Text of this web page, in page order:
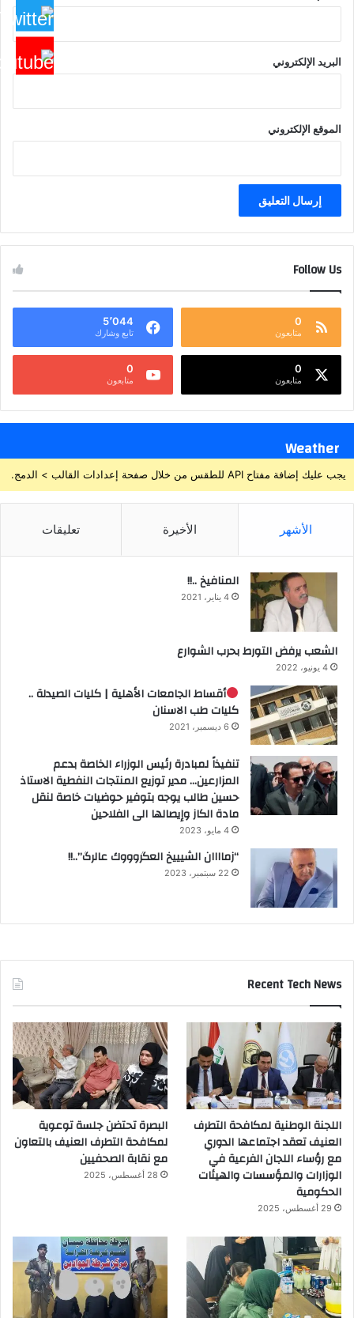
البريد الإلكتروني
الموقع الإلكتروني
Follow Us
0
متابعون
5٬044
تابع وشارك
0
متابعون
0
متابعون
Weather
يجب عليك إضافة مفتاح API للطقس من خلال صفحة إعدادات القالب > الدمج.
الأشهر الأخيرة تعليقات
المنافيخ ..!!
4 يناير، 2021
الشعب يرفض التورط بحرب الشوارع
4 يونيو، 2022
أقساط الجامعات الأهلية | كليات الصيدلة ..
كليات طب الاسنان
6 ديسمبر، 2021
تنفيذاً لمبادرة رئيس الوزراء الخاصة بدعم
المزارعين… مدير توزيع المنتجات النفطية الاستاذ
حسين طالب يوجه بتوفير حوضيات خاصة لنقل
مادة الكاز وإيصالها الى الفلاحين
4 مايو، 2023
“زماااان الشيييخ العگروووك عالرگ”..!!
22 سبتمبر، 2023
Recent Tech News
اللجنة الوطنية لمكافحة التطرف
العنيف تعقد اجتماعها الدوري
مع رؤساء اللجان الفرعية في
الوزارات والمؤسسات والهيئات
الحكومية
29 أغسطس، 2025
البصرة تحتضن جلسة توعوية
لمكافحة التطرف العنيف بالتعاون
مع نقابة الصحفيين
28 أغسطس، 2025